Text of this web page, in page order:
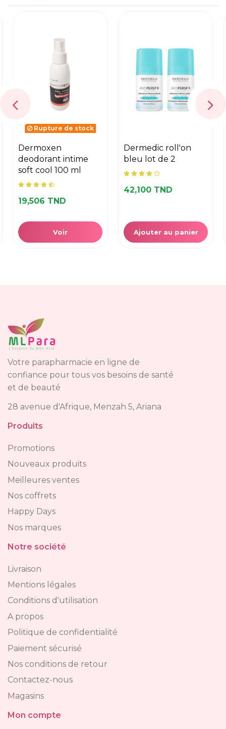
Rupture de stock
dermoxen
deodorant intime
soft cool 100 ml
19,506 TND
Voir
dermedic roll'on
bleu lot de 2
42,100 TND
Ajouter au panier
Votre parapharmacie en ligne de
confiance pour tous vos besoins de santé
et de beauté
28 avenue d'Afrique, Menzah 5, Ariana
Produits
Promotions
Nouveaux produits
Meilleures ventes
Nos coffrets
Happy Days
Nos marques
Notre société
Livraison
Mentions légales
Conditions d'utilisation
A propos
Politique de confidentialité
Paiement sécurisé
Nos conditions de retour
Contactez-nous
Magasins
Mon compte